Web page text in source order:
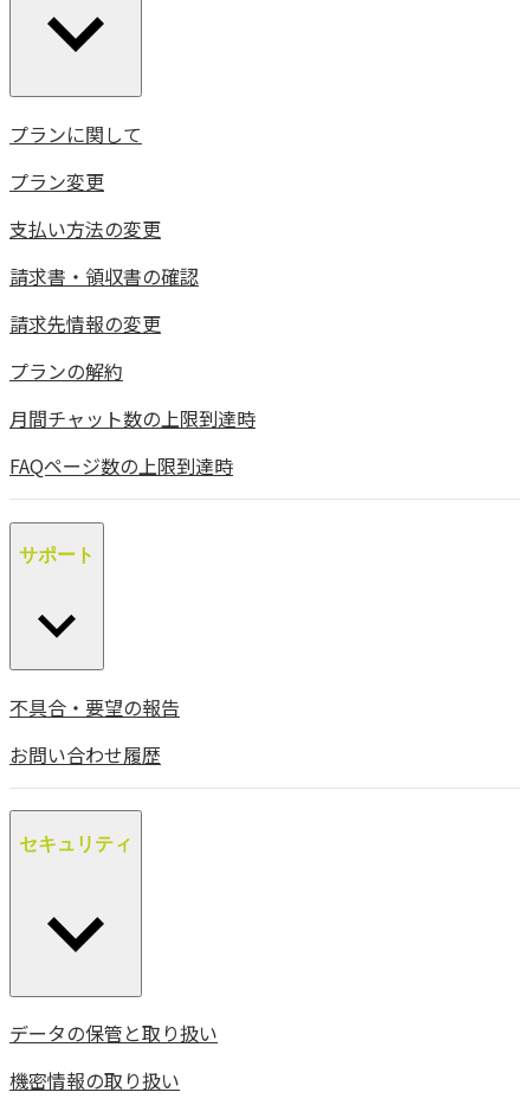
プランに関して
プラン変更
支払い方法の変更
請求書・領収書の確認
請求先情報の変更
プランの解約
月間チャット数の上限到達時
FAQページ数の上限到達時
サポート
不具合・要望の報告
お問い合わせ履歴
セキュリティ
データの保管と取り扱い
機密情報の取り扱い